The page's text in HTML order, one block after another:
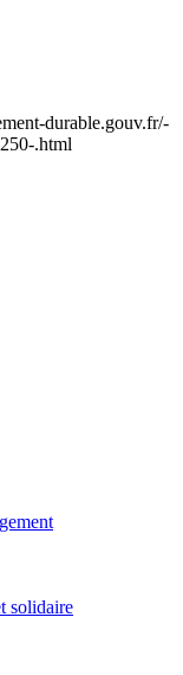
durable.gouv.fr/-
.html
solidaire